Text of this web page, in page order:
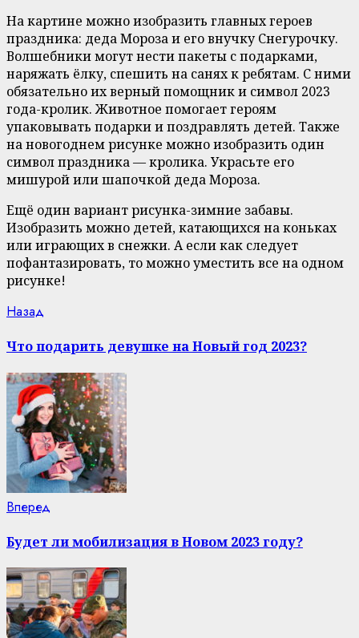
На картине можно изобразить главных героев
праздника: деда Мороза и его внучку Снегурочку.
Волшебники могут нести пакеты с подарками,
наряжать ёлку, спешить на санях к ребятам. С ними
обязательно их верный помощник и символ 2023
года-кролик. Животное помогает героям
упаковывать подарки и поздравлять детей. Также
на новогоднем рисунке можно изобразить один
символ праздника — кролика. Украсьте его
мишурой или шапочкой деда Мороза.
Ещё один вариант рисунка-зимние забавы.
Изобразить можно детей, катающихся на коньках
или играющих в снежки. А если как следует
пофантазировать, то можно уместить все на одном
рисунке!
Continue
Reading
Назад
Что подарить девушке на Новый год 2023?
Вперед
Будет ли мобилизация в Новом 2023 году?